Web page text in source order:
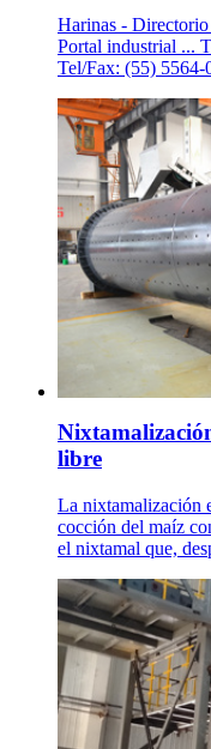
Harinas -
Portal industrial ...
Tel/Fax: (55) 5564-
libre
La nixtamalización
cocción del maíz
el nixtamal que,